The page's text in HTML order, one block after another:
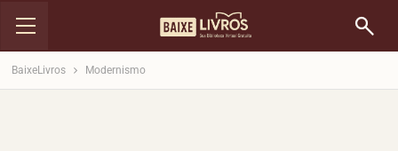
BaixeLivros Modernismo